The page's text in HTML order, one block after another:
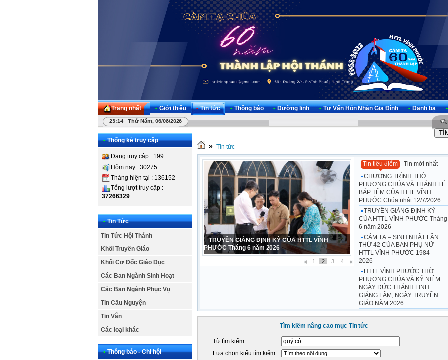
Trang nhất • Giới thiệu • Tin tức • Thông báo • Dưỡng linh • Tư Vấn Hôn Nhân Gia Đình • Danh bạ •
23:14 Thứ Năm, 06/08/2026
• Thống kê truy cập
Đang truy cập : 199
Hôm nay : 30275
Tháng hiện tại : 136152
Tổng lượt truy cập :
37266329
• Tin Tức
Tin Tức Hội Thánh
Khối Truyền Giáo
Khối Cơ Đốc Giáo Dục
Các Ban Ngành Sinh Hoạt
Các Ban Ngành Phục Vụ
Tin Cầu Nguyện
Tin Vắn
Các loại khác
• Thông báo - Chi hội
» Tin tức
CẢM TẠ – SINH NHẬT LẦN THỨ 42 CỦA BAN
PHỤ NỮ HTTL VĨNH PHƯỚC 1984 – 2026
1 2 3 4
Tin tiêu điểm
Tin mới nhất
CHƯƠNG TRÌNH THỜ
PHƯỢNG CHÚA VÀ THÁNH LỄ
BÁP TÊM CỦA HTTL VĨNH
PHƯỚC Chúa nhật 12/7/2026
TRUYỀN GIẢNG ĐỊNH KỲ
CỦA HTTL VĨNH PHƯỚC Tháng
6 năm 2026
CẢM TẠ – SINH NHẬT LẦN
THỨ 42 CỦA BAN PHỤ NỮ
HTTL VĨNH PHƯỚC 1984 –
2026
HTTL VĨNH PHƯỚC THỜ
PHƯỢNG CHÚA VÀ KỶ NIỆM
NGÀY ĐỨC THÁNH LINH
GIÁNG LÂM, NGÀY TRUYỀN
GIÁO NĂM 2026
Tìm kiếm nâng cao mục Tin tức
Từ tìm kiếm :
Lựa chọn kiểu tìm kiếm :